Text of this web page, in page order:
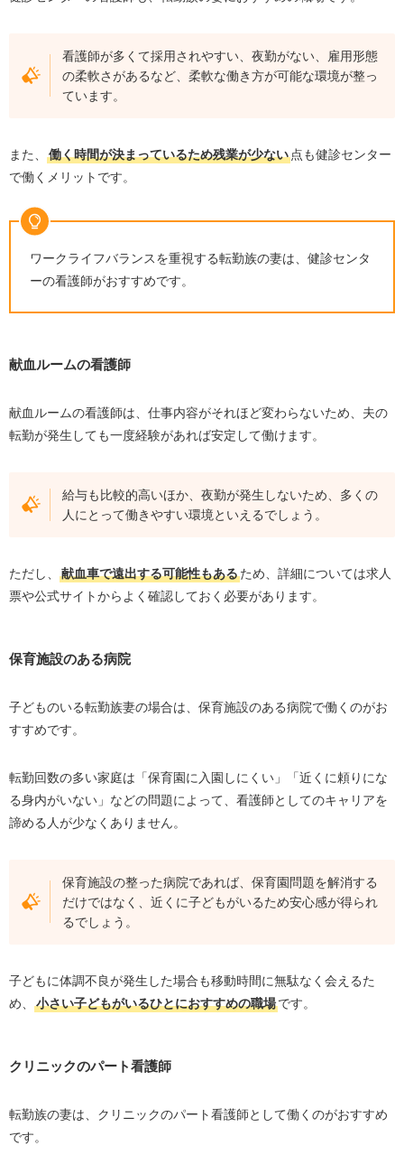
看護師が多くて採用されやすい、夜勤がない、雇用形態
の柔軟さがあるなど、柔軟な働き方が可能な環境が整っ
ています。
また、 働く時間が決まっているため残業が少ない点も健診センター
で働くメリットです。
ワークライフバランスを重視する転勤族の妻は、健診センタ
ーの看護師がおすすめです。
献血ルームの看護師
献血ルームの看護師は、仕事内容がそれほど変わらないため、夫の
転勤が発生しても一度経験があれば安定して働けます。
給与も比較的高いほか、夜勤が発生しないため、多くの
人にとって働きやすい環境といえるでしょう。
ただし、 献血車で遠出する可能性もあるため、詳細については求人
票や公式サイトからよく確認しておく必要があります。
保育施設のある病院
子どものいる転勤族妻の場合は、保育施設のある病院で働くのがお
すすめです。
転勤回数の多い家庭は「保育園に入園しにくい」「近くに頼りにな
る身内がいない」などの問題によって、看護師としてのキャリアを
諦める人が少なくありません。
保育施設の整った病院であれば、保育園問題を解消する
だけではなく、近くに子どもがいるため安心感が得られ
るでしょう。
子どもに体調不良が発生した場合も移動時間に無駄なく会えるた
め、
小さい子どもがいるひとにおすすめの職場です。
クリニックのパート看護師
転勤族の妻は、クリニックのパート看護師として働くのがおすすめ
です。